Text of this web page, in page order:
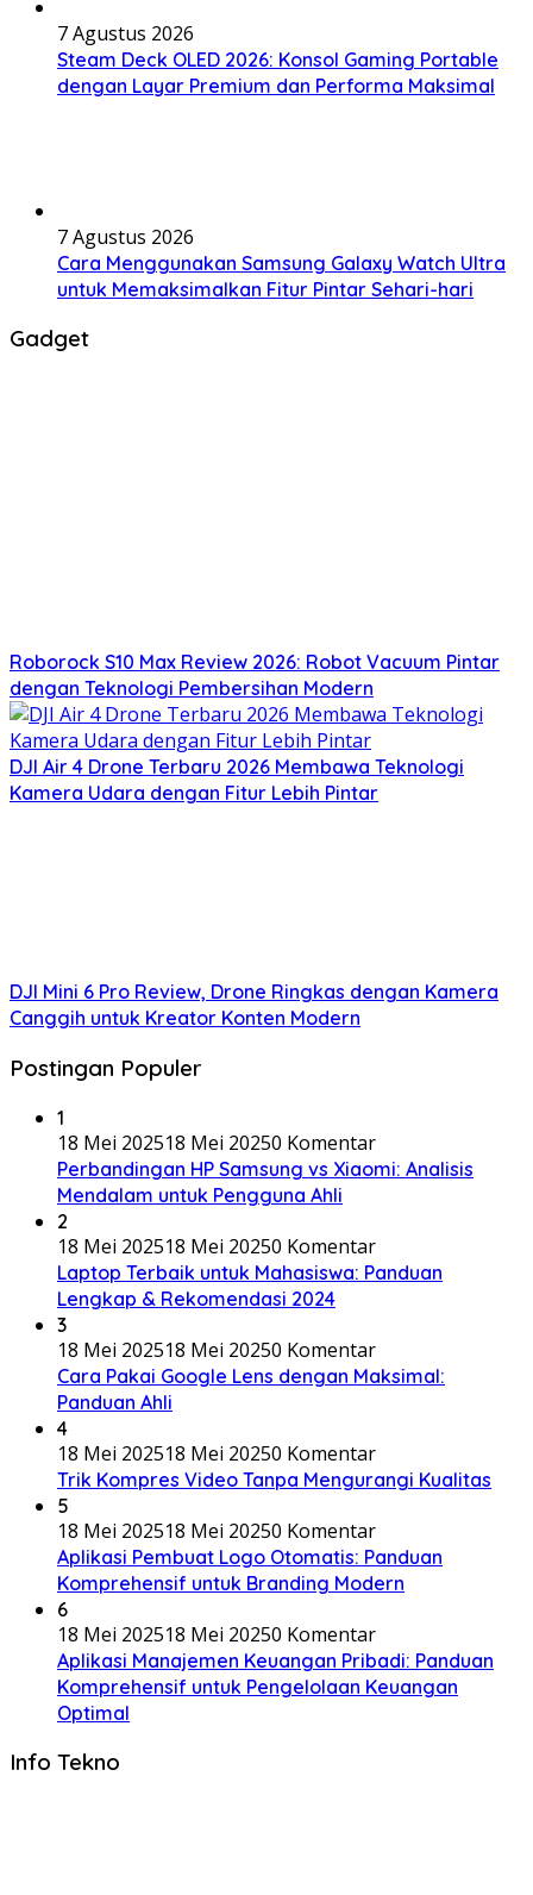
7 Agustus 2026
Steam Deck OLED 2026: Konsol Gaming Portable
dengan Layar Premium dan Performa Maksimal
7 Agustus 2026
Cara Menggunakan Samsung Galaxy Watch Ultra
untuk Memaksimalkan Fitur Pintar Sehari-hari
Gadget
Roborock S10 Max Review 2026: Robot Vacuum Pintar
dengan Teknologi Pembersihan Modern
DJI Air 4 Drone Terbaru 2026 Membawa Teknologi
Kamera Udara dengan Fitur Lebih Pintar
DJI Mini 6 Pro Review, Drone Ringkas dengan Kamera
Canggih untuk Kreator Konten Modern
Postingan Populer
1
18 Mei 202518 Mei 20250 Komentar
Perbandingan HP Samsung vs Xiaomi: Analisis
Mendalam untuk Pengguna Ahli
2
18 Mei 202518 Mei 20250 Komentar
Laptop Terbaik untuk Mahasiswa: Panduan
Lengkap & Rekomendasi 2024
3
18 Mei 202518 Mei 20250 Komentar
Cara Pakai Google Lens dengan Maksimal:
Panduan Ahli
4
18 Mei 202518 Mei 20250 Komentar
Trik Kompres Video Tanpa Mengurangi Kualitas
5
18 Mei 202518 Mei 20250 Komentar
Aplikasi Pembuat Logo Otomatis: Panduan
Komprehensif untuk Branding Modern
6
18 Mei 202518 Mei 20250 Komentar
Aplikasi Manajemen Keuangan Pribadi: Panduan
Komprehensif untuk Pengelolaan Keuangan
Optimal
Info Tekno